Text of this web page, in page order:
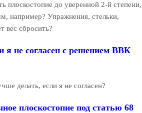
плоскостопие до уверенной 2-й степени,
например? Упражнения, стельки,
вес сбросить?
я не согласен с решением ВВК
делать, если я не согласен?
плоскостопие под статью 68